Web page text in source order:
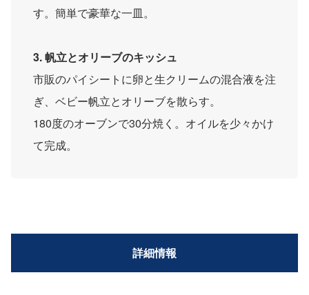
す。簡単で豪華な一皿。
3. 帆立とオリーブのキッシュ
市販のパイシートに卵と生クリームの混合液を注
ぎ、ベビー帆立とオリーブを散らす。
180度のオーブンで30分焼く。オイルを少々かけ
て完成。
詳細情報